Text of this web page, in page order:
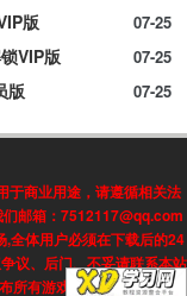
07-25
版
07-25
VIP版
07-25
版
于商业用途，请遵循相关法
邮箱：7512117@qq.com
全体用户必须在下载后的24
议、后门、不妥请联系本站
有游戏信息，均来自互联